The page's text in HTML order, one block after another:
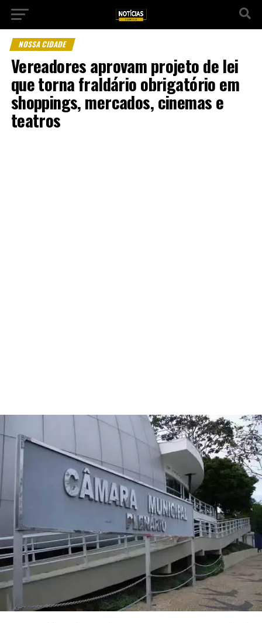
NOSSA CIDADE
Vereadores aprovam projeto de lei
que torna fraldário obrigatório em
shoppings, mercados, cinemas e
teatros